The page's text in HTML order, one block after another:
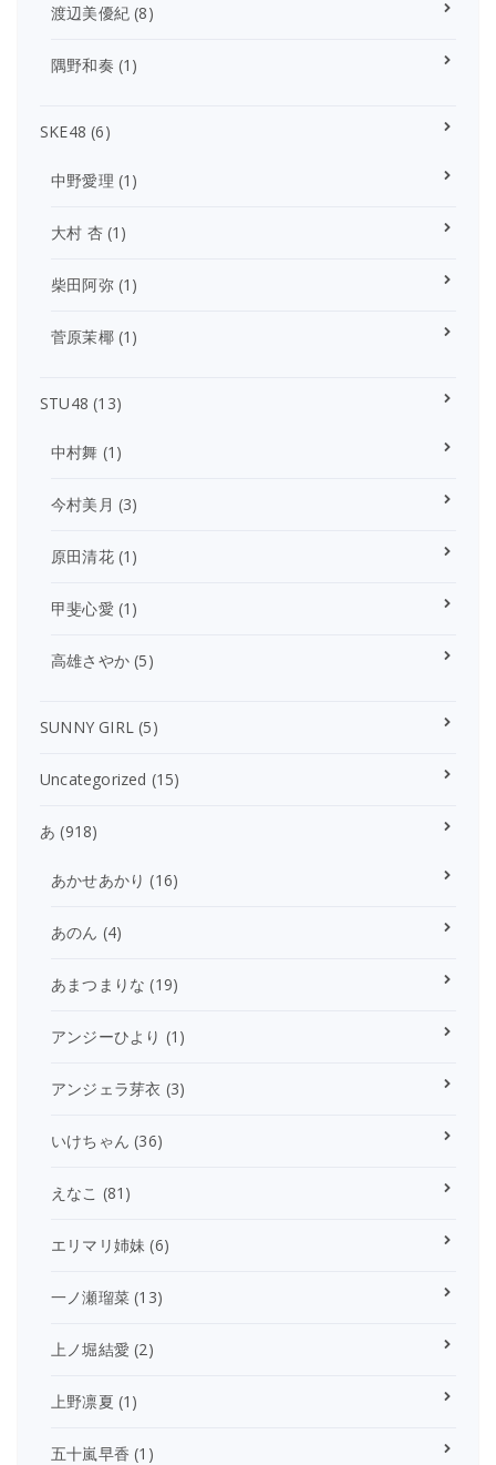
渡辺美優紀 (8)
隅野和奏 (1)
SKE48 (6)
中野愛理 (1)
大村 杏(1)
柴田阿弥(1)
菅原茉椰(1)
STU48 (13)
中村舞 (1)
今村美月 (3)
原田清花(1)
甲斐心愛 (1)
高雄さやか (5)
SUNNY GIRL (5)
Uncategorized (15)
あ (918)
あかせあかり (16)
あのん (4)
あまつまりな (19)
アンジーひより (1)
アンジェラ芽衣 (3)
いけちゃん (36)
えなこ (81)
エリマリ姉妹 (6)
一ノ瀬瑠菜 (13)
上ノ堀結愛 (2)
上野凛夏 (1)
五十嵐早香 (1)